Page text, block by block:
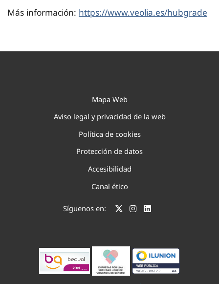
Más información: https://www.veolia.es/hubgrade
Mapa Web
Aviso legal y privacidad de la web
Política de cookies
Protección de datos
Accesibilidad
Canal ético
Síguenos en: